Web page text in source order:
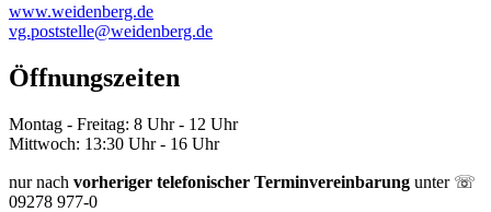
www.weidenberg.de
vg.poststelle@weidenberg.de
Öffnungszeiten
Montag - Freitag: 8 Uhr - 12 Uhr
Mittwoch: 13:30 Uhr - 16 Uhr
nur nach vorheriger telefonischer Terminvereinbarung unter ☏
09278 977-0